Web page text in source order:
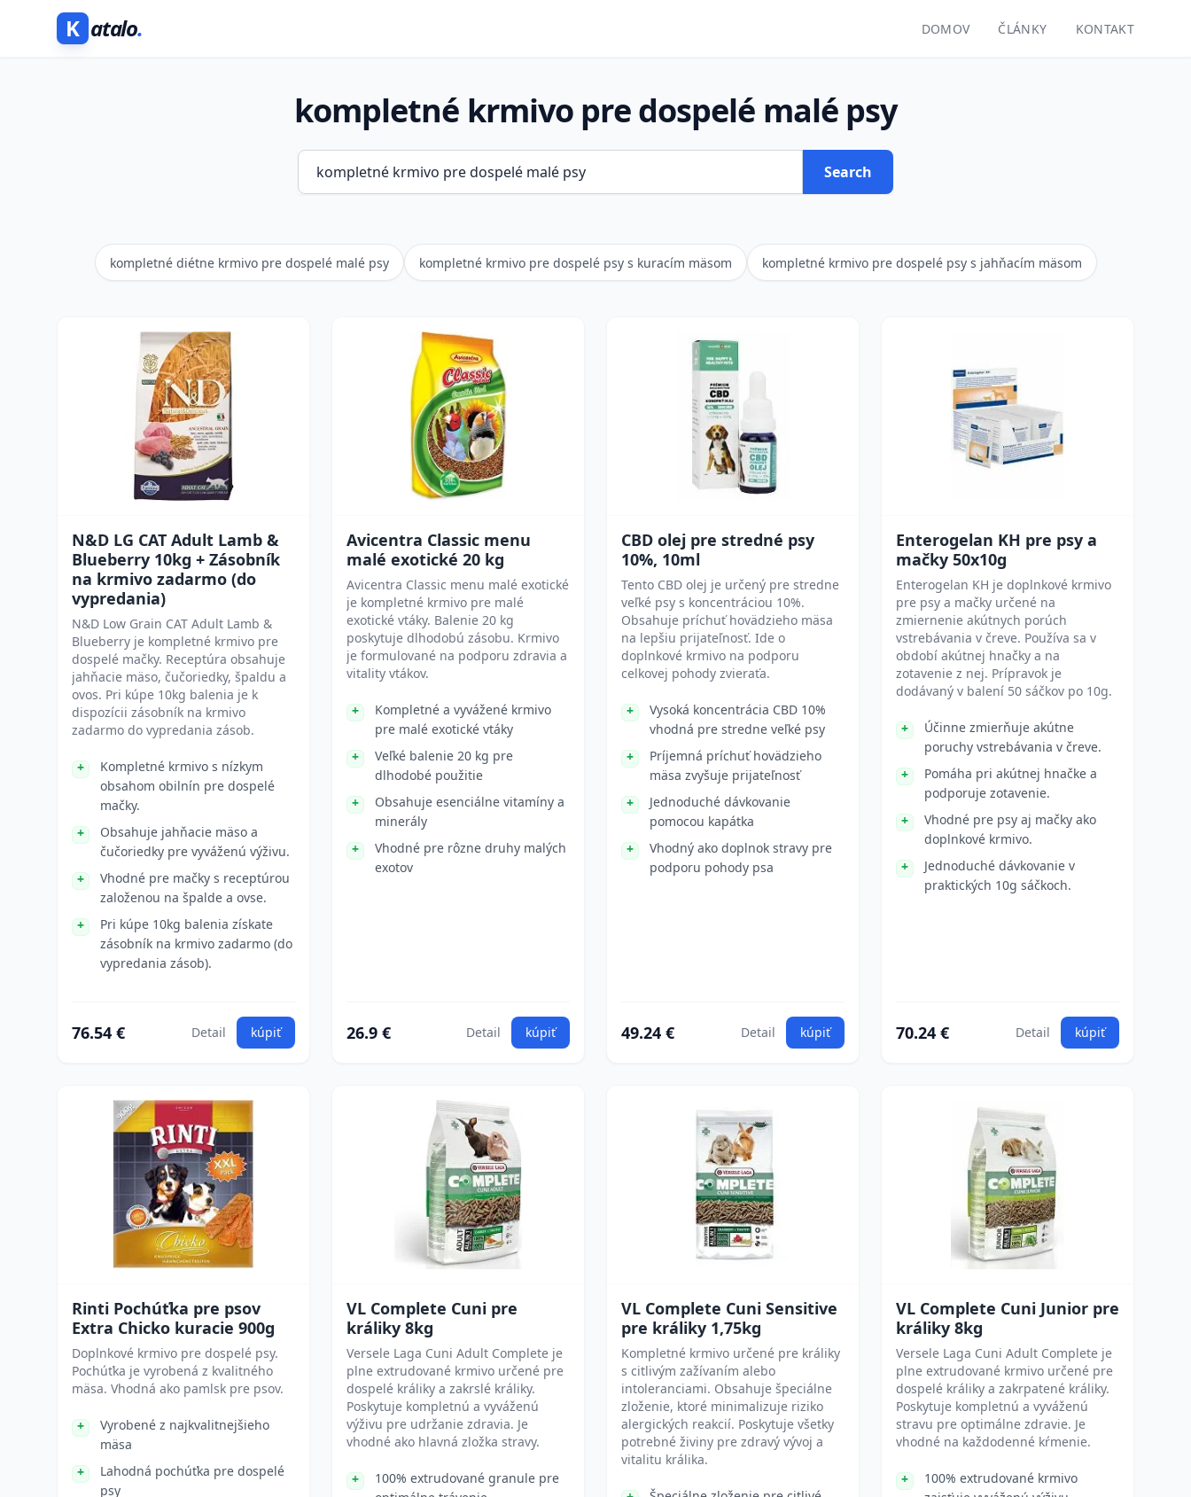
K atalo. DOMOV ČLÁNKY KONTAKT
kompletné krmivo pre dospelé malé psy
Search
kompletné diétne krmivo pre dospelé malé psy kompletné krmivo pre dospelé psy s kuracím mäsom kompletné krmivo pre dospelé psy s jahňacím mäsom
N&D LG CAT Adult Lamb &
Blueberry 10kg + Zásobník
na krmivo zadarmo (do
vypredania)
N&D Low Grain CAT Adult Lamb &
Blueberry je kompletné krmivo pre
dospelé mačky. Receptúra obsahuje
jahňacie mäso, čučoriedky, špaldu a
ovos. Pri kúpe 10kg balenia je k
dispozícii zásobník na krmivo
zadarmo do vypredania zásob.
Kompletné krmivo s nízkym
obsahom obilnín pre dospelé
mačky.
Obsahuje jahňacie mäso a
čučoriedky pre vyváženú výživu.
Vhodné pre mačky s receptúrou
založenou na špalde a ovse.
Pri kúpe 10kg balenia získate
zásobník na krmivo zadarmo (do
vypredania zásob).
76.54 € Detail kúpiť
Avicentra Classic menu
malé exotické 20 kg
Avicentra Classic menu malé exotické
je kompletné krmivo pre malé
exotické vtáky. Balenie 20 kg
poskytuje dlhodobú zásobu. Krmivo
je formulované na podporu zdravia a
vitality vtákov.
Kompletné a vyvážené krmivo
pre malé exotické vtáky
Veľké balenie 20 kg pre
dlhodobé použitie
Obsahuje esenciálne vitamíny a
minerály
Vhodné pre rôzne druhy malých
exotov
26.9 € Detail kúpiť
CBD olej pre stredné psy
10%, 10ml
Tento CBD olej je určený pre stredne
veľké psy s koncentráciou 10%.
Obsahuje príchuť hovädzieho mäsa
na lepšiu prijateľnosť. Ide o
doplnkové krmivo na podporu
celkovej pohody zvieraťa.
Vysoká koncentrácia CBD 10%
vhodná pre stredne veľké psy
Príjemná príchuť hovädzieho
mäsa zvyšuje prijateľnosť
Jednoduché dávkovanie
pomocou kapátka
Vhodný ako doplnok stravy pre
podporu pohody psa
49.24 € Detail kúpiť
Enterogelan KH pre psy a
mačky 50x10g
Enterogelan KH je doplnkové krmivo
pre psy a mačky určené na
zmiernenie akútnych porúch
vstrebávania v čreve. Používa sa v
období akútnej hnačky a na
zotavenie z nej. Prípravok je
dodávaný v balení 50 sáčkov po 10g.
Účinne zmierňuje akútne
poruchy vstrebávania v čreve.
Pomáha pri akútnej hnačke a
podporuje zotavenie.
Vhodné pre psy aj mačky ako
doplnkové krmivo.
Jednoduché dávkovanie v
praktických 10g sáčkoch.
70.24 € Detail kúpiť
Rinti Pochúťka pre psov
Extra Chicko kuracie 900g
Doplnkové krmivo pre dospelé psy.
Pochúťka je vyrobená z kvalitného
mäsa. Vhodná ako pamlsk pre psov.
Vyrobené z najkvalitnejšieho
mäsa
Lahodná pochúťka pre dospelé
psy
VL Complete Cuni pre
králiky 8kg
Versele Laga Cuni Adult Complete je
plne extrudované krmivo určené pre
dospelé králiky a zakrslé králiky.
Poskytuje kompletnú a vyváženú
výživu pre udržanie zdravia. Je
vhodné ako hlavná zložka stravy.
100% extrudované granule pre
VL Complete Cuni Sensitive
pre králiky 1,75kg
Kompletné krmivo určené pre králiky
s citlivým zažívaním alebo
intoleranciami. Obsahuje špeciálne
zloženie, ktoré minimalizuje riziko
alergických reakcií. Poskytuje všetky
potrebné živiny pre zdravý vývoj a
vitalitu králika.
VL Complete Cuni Junior pre
králiky 8kg
Versele Laga Cuni Adult Complete je
plne extrudované krmivo určené pre
dospelé králiky a zakrpatené králiky.
Poskytuje kompletnú a vyváženú
stravu pre optimálne zdravie. Je
vhodné na každodenné kŕmenie.
100% extrudované krmivo